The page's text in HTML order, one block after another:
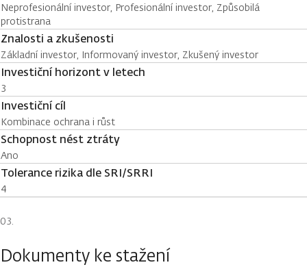
Neprofesionální investor, Profesionální investor, Způsobilá
protistrana
Znalosti a zkušenosti
Základní investor, Informovaný investor, Zkušený investor
Investiční horizont v letech
3
Investiční cíl
Kombinace ochrana i růst
Schopnost nést ztráty
Ano
Tolerance rizika dle SRI/SRRI
4
Dokumenty ke stažení